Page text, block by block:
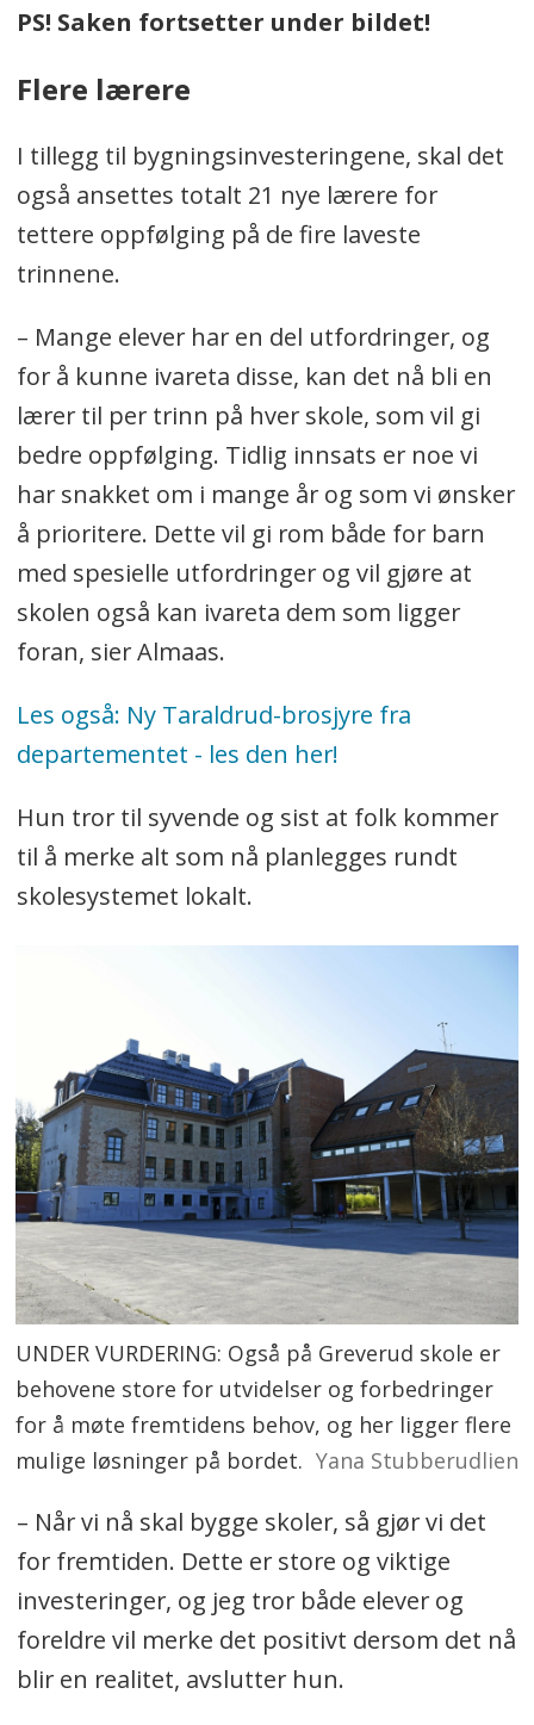
PS! Saken fortsetter under bildet!
Flere lærere
I tillegg til bygningsinvesteringene, skal det
også ansettes totalt 21 nye lærere for
tettere oppfølging på de fire laveste
trinnene.
– Mange elever har en del utfordringer, og
for å kunne ivareta disse, kan det nå bli en
lærer til per trinn på hver skole, som vil gi
bedre oppfølging. Tidlig innsats er noe vi
har snakket om i mange år og som vi ønsker
å prioritere. Dette vil gi rom både for barn
med spesielle utfordringer og vil gjøre at
skolen også kan ivareta dem som ligger
foran, sier Almaas.
Les også: Ny Taraldrud-brosjyre fra
departementet - les den her!
Hun tror til syvende og sist at folk kommer
til å merke alt som nå planlegges rundt
skolesystemet lokalt.
UNDER VURDERING: Også på Greverud skole er
behovene store for utvidelser og forbedringer
for å møte fremtidens behov, og her ligger flere
mulige løsninger på bordet. Yana Stubberudlien
– Når vi nå skal bygge skoler, så gjør vi det
for fremtiden. Dette er store og viktige
investeringer, og jeg tror både elever og
foreldre vil merke det positivt dersom det nå
blir en realitet, avslutter hun.